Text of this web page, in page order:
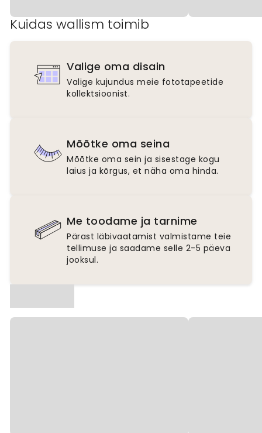
Kuidas wallism toimib
Valige oma disain
Valige kujundus meie fototapeetide
kollektsioonist.
Mõõtke oma seina
Mõõtke oma sein ja sisestage kogu
laius ja kõrgus, et näha oma hinda.
Me toodame ja tarnime
Pärast läbivaatamist valmistame teie
tellimuse ja saadame selle 2-5 päeva
jooksul.